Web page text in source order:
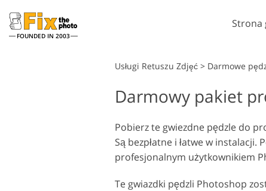
FOUNDED IN 2003
Strona
Lightroom
Ustawienia Lightroom
wstępnych LR
Najlepsza oferta Presets
Kolekcja mobilna
Usługi Retuszu Zdjęć > Darmowe
Darmowy pakiet
Pobierz te gwiezdne pędzle do
Są bezpłatne i łatwe w
profesjonalnym użytkownikiem
Te gwiazdki pędzli Photoshop